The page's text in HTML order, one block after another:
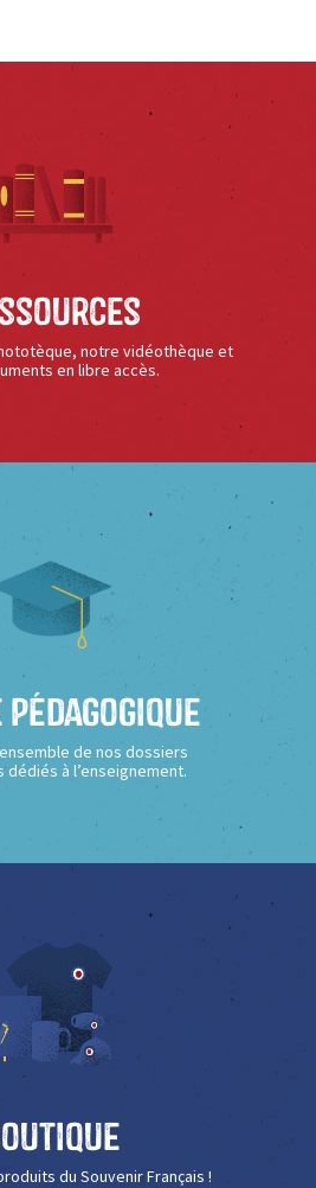
notre vidéothèque et
en libre accès.
Pédagogique
de nos dossiers
dédiés à l’enseignement.
du Souvenir Français !